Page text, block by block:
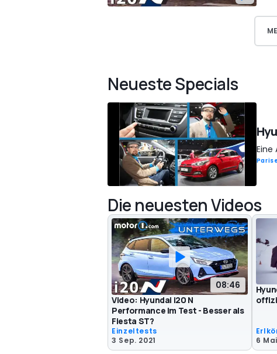
Neueste Specials
Eine
Die neuesten Videos
08:46
Video: Hyundai i20 N
Performance im Test - Besser als
Fiesta ST?
Einzeltests
3 Sep. 2021
6